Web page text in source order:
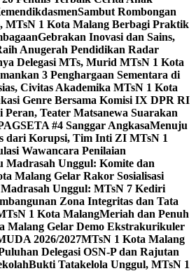
Sambut Rombongan
MTsN 1 Kota Malang Berbagi Praktik
Gebrakan Inovasi dan Sains,
Anugerah Pendidikan Radar
Delegasi MTs, Murid MTsN 1 Kota
3 Penghargaan Sementara di
Civitas Akademika MTsN 1 Kota
Genre Bersama Komisi IX DPR RI
Peran, Teater Matsanewa Suarakan
#4 Sanggar AngkasaMenuju
dari Korupsi, Tim Inti ZI MTsN 1
Wawancara Penilaian
Madrasah Unggul: Komite dan
Malang Gelar Rakor Sosialisasi
Unggul: MTsN 7 Kediri
Zona Integritas dan Tata
1 Kota MalangMeriah dan Penuh
Malang Gelar Demo Ekstrakurikuler
2026/2027MTsN 1 Kota Malang
Delegasi OSN-P dan Rajutan
Bukti Tatakelola Unggul, MTsN 1